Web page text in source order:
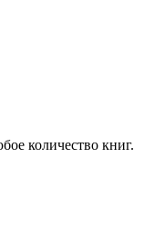
количество книг.